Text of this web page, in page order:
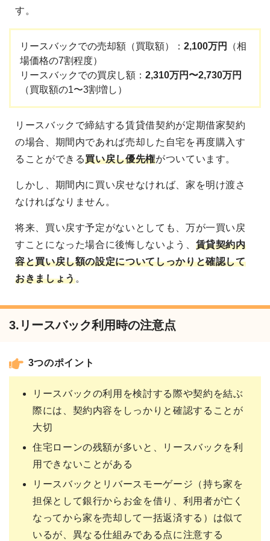
す。
リースバックでの売却額（買取額）： 2,100万円
（相
場価格の7割程度）
リースバックでの買戻し額： 2,310万円〜2,730万円
（買取額の1〜3割増し）
リースバックで締結する賃貸借契約が定期借家契約
の場合、期間内であれば売却した自宅を再度購入す
ることができる買い戻し優先権がついています。
しかし、期間内に買い戻せなければ、家を明け渡さ
なければなりません。
将来、買い戻す予定がないとしても、万が一買い戻
すことになった場合に後悔しないよう、 賃貸契約内
容と買い戻し額の設定についてしっかりと確認して
おきましょう。
3.リースバック利用時の注意点
3つのポイント
リースバックの利用を検討する際や契約を結ぶ
際には、契約内容をしっかりと確認することが
大切
住宅ローンの残額が多いと、リースバックを利
用できないことがある
リースバックとリバースモーゲージ（持ち家を
担保として銀行からお金を借り、利用者が亡く
なってから家を売却して一括返済する）は似て
いるが、異なる仕組みである点に注意する